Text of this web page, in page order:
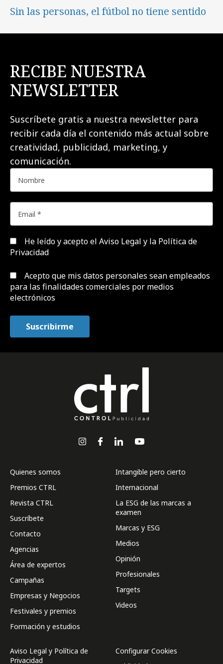
Sin las personas, el fútbol no tiene sentido
RECIBE NUESTRA
NEWSLETTER
Suscríbete gratis a nuestra newsletter para
recibir cada día el contenido más actual sobre
creatividad, publicidad, marketing, y
comunicación.
He leído y acepto el Aviso Legal y la Política de
Privacidad
Acepto que mis datos personales sean empleados
para las finalidades comerciales por medios
electrónicos
Quienes somos
Premios CTRL
Revista CTRL
Suscríbete
Contacto
Agencias
Área de expertos
Campañas
Empresas y Negocios
Festivales y premios
Formación y estudios
Intangible pero cierto
Internacional
La ESG de las marcas a
examen
Marcas y ESG
Medios
Opinión
Profesionales
Targets
Videos
Aviso Legal y Política de
Privacidad
Configurar Cookies